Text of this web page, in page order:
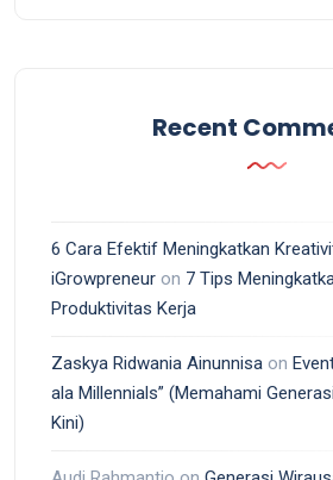
Recent
6 Cara Efektif Meningkatkan
iGrowpreneur on 7 Tips
Produktivitas Kerja
Zaskya Ridwania Ainunnisa on
ala Millennials” (Memahami
Kini)